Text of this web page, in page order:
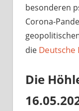
besonderen
Corona-
die Deutsche
Die